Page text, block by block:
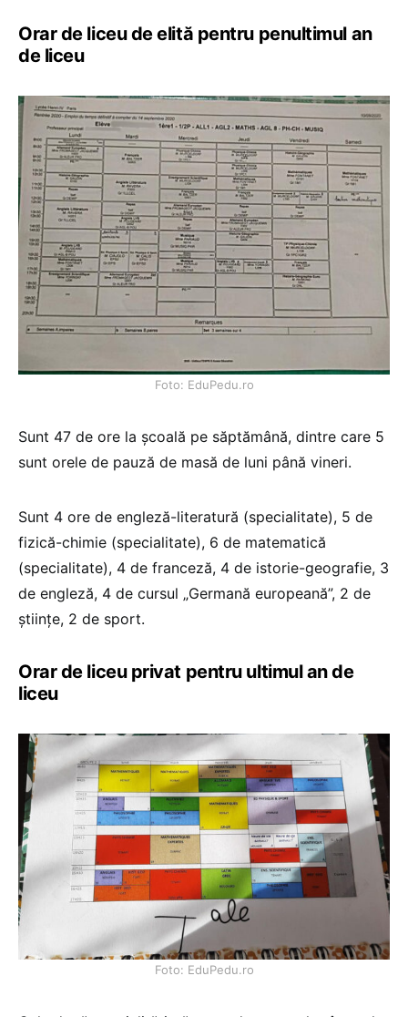
Orar de liceu de elită pentru penultimul an
de liceu
Foto: EduPedu.ro
Sunt 47 de ore la școală pe săptămână, dintre care 5
sunt orele de pauză de masă de luni până vineri.
Sunt 4 ore de engleză-literatură (specialitate), 5 de
fizică-chimie (specialitate), 6 de matematică
(specialitate), 4 de franceză, 4 de istorie-geografie, 3
de engleză, 4 de cursul „Germană europeană”, 2 de
științe, 2 de sport.
Orar de liceu privat pentru ultimul an de
liceu
Foto: EduPedu.ro